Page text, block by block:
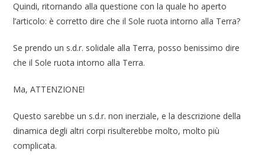
Quindi, ritornando alla questione con la quale ho aperto
l’articolo: è corretto dire che il Sole ruota intorno alla Terra?
Se prendo un s.d.r. solidale alla Terra, posso benissimo dire
che il Sole ruota intorno alla Terra.
Ma, ATTENZIONE!
Questo sarebbe un s.d.r. non inerziale, e la descrizione della
dinamica degli altri corpi risulterebbe molto, molto più
complicata.